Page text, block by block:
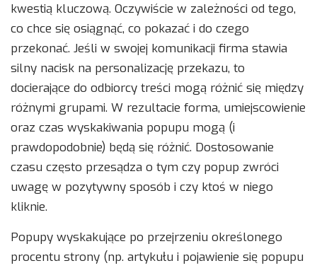
kwestią kluczową. Oczywiście w zależności od tego,
co chce się osiągnąć, co pokazać i do czego
przekonać. Jeśli w swojej komunikacji firma stawia
silny nacisk na personalizację przekazu, to
docierające do odbiorcy treści mogą różnić się między
różnymi grupami. W rezultacie forma, umiejscowienie
oraz czas wyskakiwania popupu mogą (i
prawdopodobnie) będą się różnić. Dostosowanie
czasu często przesądza o tym czy popup zwróci
uwagę w pozytywny sposób i czy ktoś w niego
kliknie.
Popupy wyskakujące po przejrzeniu określonego
procentu strony (np. artykułu i pojawienie się popupu